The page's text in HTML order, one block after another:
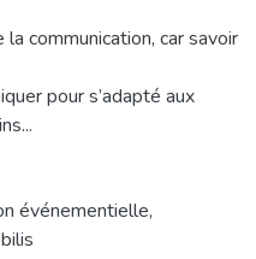
communication, car savoir
pour s’adapté aux
événementielle,